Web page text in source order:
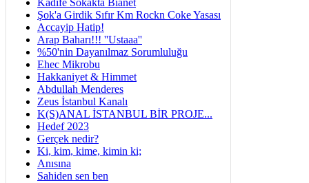
Kadife Sokakta Bianet
Şok'a Girdik Sıfır Km Rockn Coke Yasası
Accayip Hatip!
Arap Baharı!!! ''Ustaaa''
%50'nin Dayanılmaz Sorumluluğu
Ehec Mikrobu
Hakkaniyet & Himmet
Abdullah Menderes
Zeus İstanbul Kanalı
K(S)ANAL İSTANBUL BİR PROJE...
Hedef 2023
Gerçek nedir?
Ki, kim, kime, kimin ki;
Anısına
Sahiden sen ben